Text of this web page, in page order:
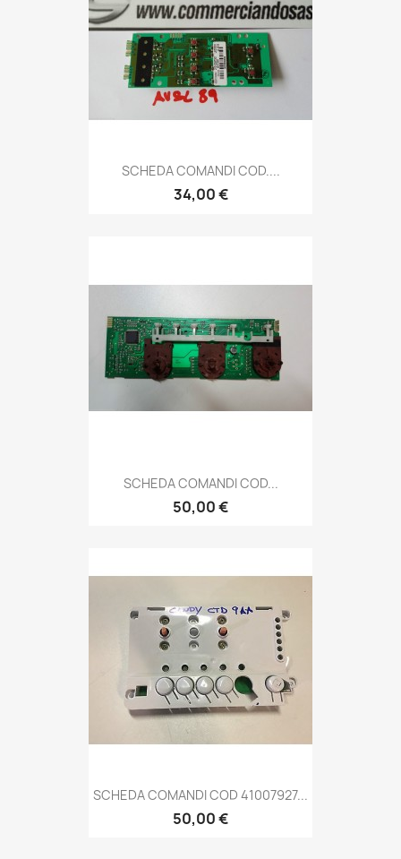
SCHEDA COMANDI COD....
34,00 €
SCHEDA COMANDI COD...
50,00 €
SCHEDA COMANDI COD 41007927...
50,00 €